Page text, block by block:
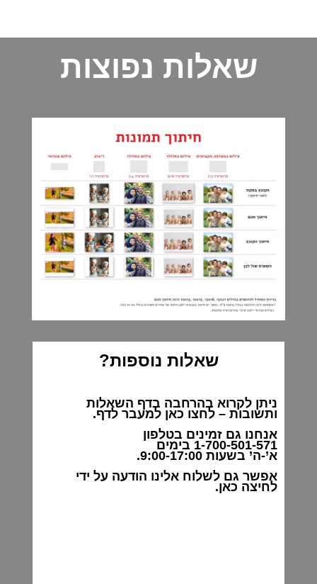
שאלות נפוצות
שאלות נוספות?
ניתן לקרוא בהרחבה בדף השאלות
ותשובות – לחצו כאן למעבר לדף.
אנחנו גם זמינים בטלפון
1-700-501-571 בימים
א’-ה’ בשעות 9:00-17:00.
אפשר גם לשלוח אלינו הודעה על ידי
לחיצה כאן.